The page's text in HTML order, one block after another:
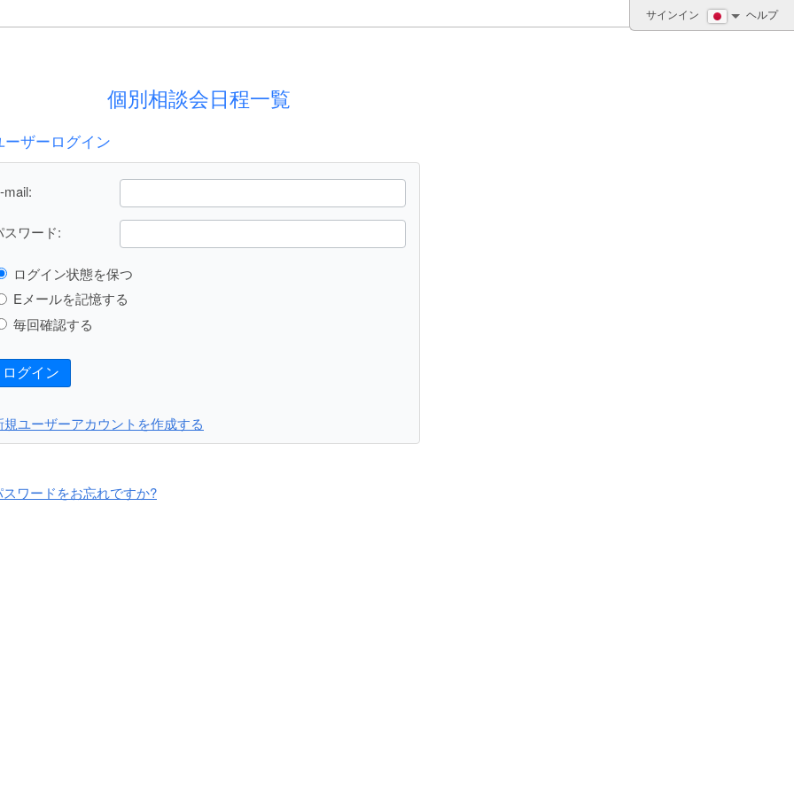
サインイン ヘルプ
個別相談会日程一覧
ーザーログイン
mail:
スワード:
ログイン状態を保つ
Eメールを記憶する
毎回確認する
ログイン
規ユーザーアカウントを作成する
スワードをお忘れですか?